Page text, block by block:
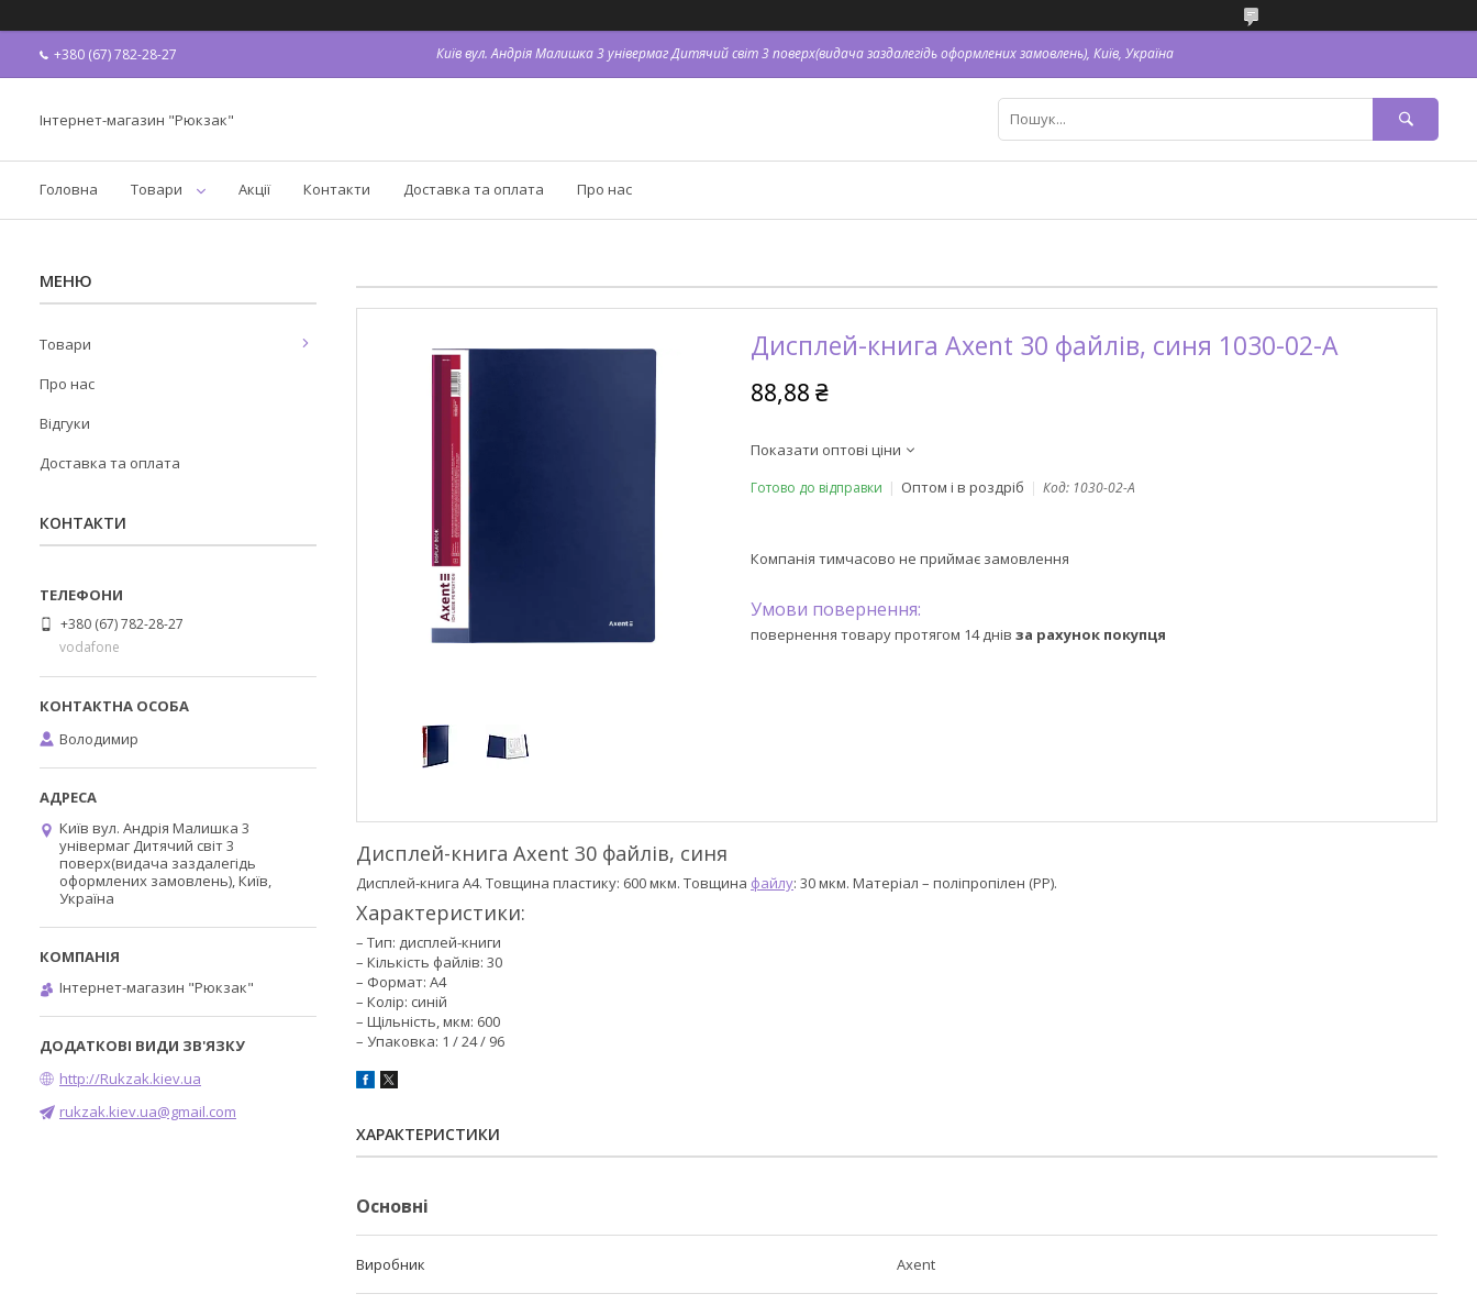
+380 (67) 782-28-27 Київ вул. Андрія Малишка 3 універмаг Дитячий світ 3 поверх(видача заздалегідь оформлених замовлень), Київ, Україна
Інтернет-магазин "Рюкзак"
Головна Товари Акції Контакти Доставка та оплата Про нас
Дисплей-книга Axent 30 файлів, синя 1030-02-A
88,88 ₴
Показати оптові ціни
Готово до відправки Оптом і в роздріб Код: 1030-02-A
Компанія тимчасово не приймає замовлення
повернення товару протягом 14 днів за рахунок покупця
Дисплей-книга Axent 30 файлів, синя
Дисплей-книга А4. Товщина пластику: 600 мкм. Товщина файлу: 30 мкм. Матеріал – поліпропілен (РР).
Характеристики:
– Тип: дисплей-книги
– Кількість файлів: 30
– Формат: A4
– Колір: синій
– Щільність, мкм: 600
– Упаковка: 1 / 24 / 96
ХАРАКТЕРИСТИКИ
Основні
Виробник Axent
Товари
Про нас
Відгуки
Доставка та оплата
КОНТАКТИ
+380 (67) 782-28-27
vodafone
Володимир
Київ вул. Андрія Малишка 3
універмаг Дитячий світ 3
поверх(видача заздалегідь
оформлених замовлень), Київ,
Україна
Інтернет-магазин "Рюкзак"
http://Rukzak.kiev.ua
rukzak.kiev.ua@gmail.com